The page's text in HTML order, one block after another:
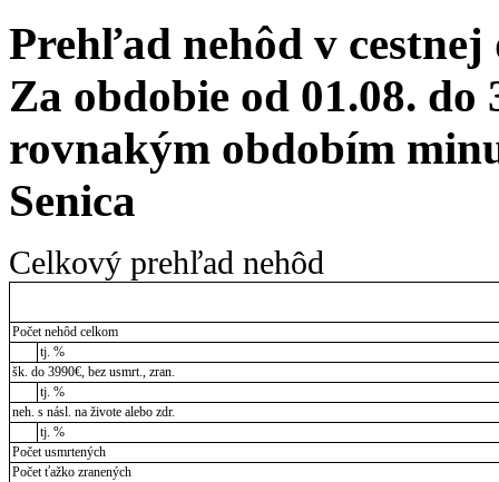
Prehľad nehôd v cestnej
Za obdobie od 01.08. do
rovnakým obdobím
Senica
Celkový prehľad nehôd
Počet nehôd celkom
tj. %
šk. do 3990€, bez usmrt., zran.
tj. %
neh. s násl. na živote alebo zdr.
tj. %
Počet usmrtených
Počet ťažko zranených